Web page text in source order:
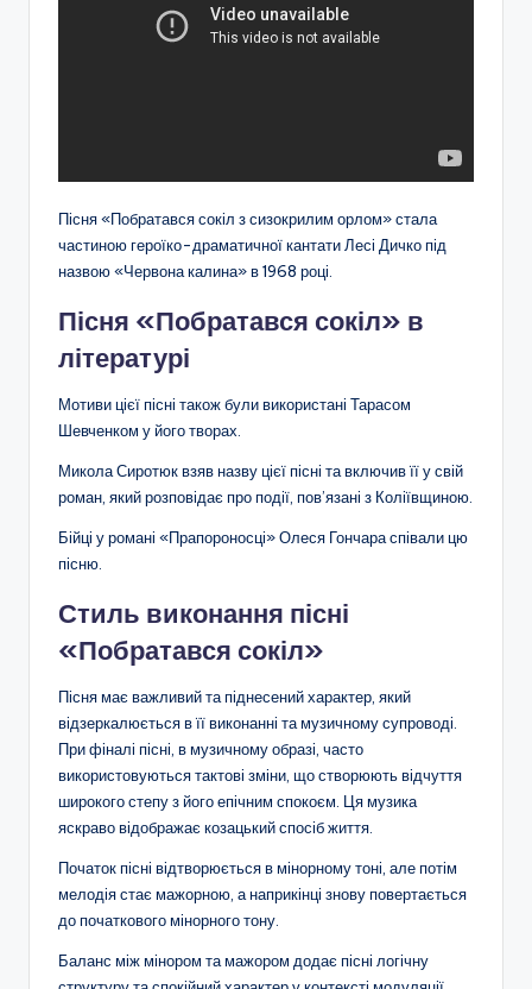
Пісня «Побратався сокіл з сизокрилим орлом» стала
частиною героїко-драматичної кантати Лесі Дичко під
назвою «Червона калина» в 1968 році.
Пісня «Побратався сокіл» в
літературі
Мотиви цієї пісні також були використані Тарасом
Шевченком у його творах.
Микола Сиротюк взяв назву цієї пісні та включив її у свій
роман, який розповідає про події, пов’язані з Коліївщиною.
Бійці у романі «Прапороносці» Олеся Гончара співали цю
пісню.
Стиль виконання пісні
«Побратався сокіл»
Пісня має важливий та піднесений характер, який
відзеркалюється в її виконанні та музичному супроводі.
При фіналі пісні, в музичному образі, часто
використовуються тактові зміни, що створюють відчуття
широкого степу з його епічним спокоєм. Ця музика
яскраво відображає козацький спосіб життя.
Початок пісні відтворюється в мінорному тоні, але потім
мелодія стає мажорною, а наприкінці знову повертається
до початкового мінорного тону.
Баланс між мінором та мажором додає пісні логічну